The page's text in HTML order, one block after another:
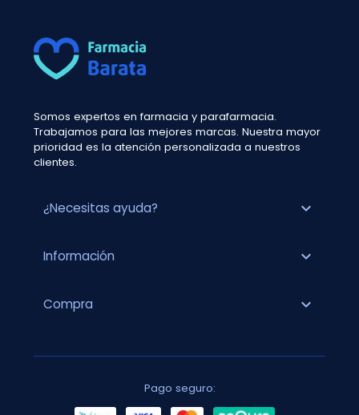
Somos expertos en farmacia y parafarmacia.
Trabajamos para las mejores marcas. Nuestra mayor
prioridad es la atención personalizada a nuestros
clientes.
¿Necesitas ayuda? expand_more
Información expand_more
Compra expand_more
Pago seguro: